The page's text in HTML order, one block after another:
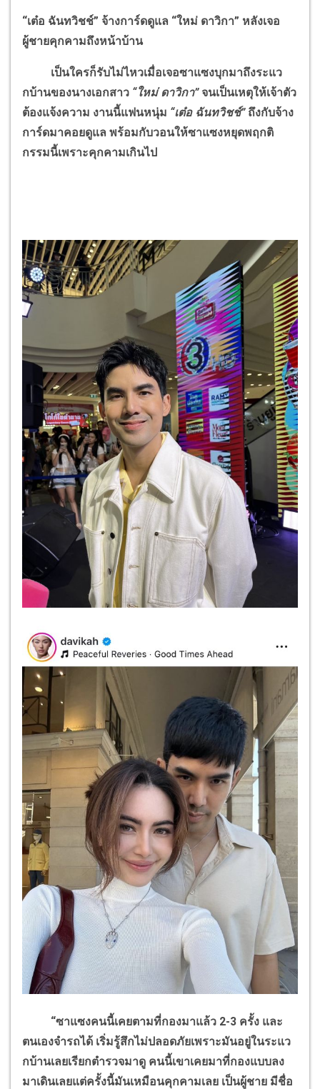
“เต๋อ ฉันทวิชช์” จ้างการ์ดดูแล “ใหม่ ดาวิกา” หลังเจอ
ผู้ชายคุกคามถึงหน้าบ้าน
เป็นใครก็รับไม่ไหวเมื่อเจอซาแซงบุกมาถึงระแว
กบ้านของนางเอกสาว “ใหม่ ดาวิกา”จนเป็นเหตุให้เจ้าตัว
ต้องแจ้งความ งานนี้แฟนหนุ่ม “เต๋อ ฉันทวิชช์”ถึงกับจ้าง
การ์ดมาคอยดูแล พร้อมกับวอนให้ซาแซงหยุดพฤกติ
กรรมนี้เพราะคุกคามเกินไป
“ซาแซงคนนี้เคยตามที่กองมาแล้ว 2-3 ครั้ง และ
ตนเองจำรถได้ เริ่มรู้สึกไม่ปลอดภัยเพราะมันอยู่ในระแว
กบ้านเลยเรียกตำรวจมาดู คนนี้เขาเคยมาที่กองแบบลง
มาเดินเลยแต่ครั้งนี้มันเหมือนคุกคามเลย เป็นผู้ชาย มีชื่อ